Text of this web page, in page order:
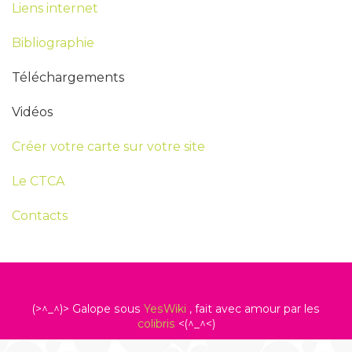
Liens internet
Bibliographie
Téléchargements
Vidéos
Créer votre carte sur votre site
Le CTCA
Contacts
(>^_^)> Galope sous YesWiki , fait avec amour par les
colibris <(^_^<)